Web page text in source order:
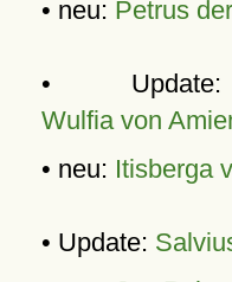
• neu: Petrus
•
Wulfia von
• neu: Itisberga
• Update: